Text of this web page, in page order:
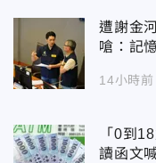
遭謝金
嗆：記
14小時前
「0到
讀函文